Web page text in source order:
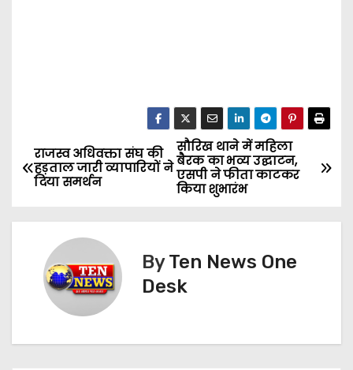
P
o
s
सौरिख थाने में महिला
बैरक का भव्य उद्घाटन,
एसपी ने फीता काटकर
किया शुभारंभ
राजस्व अधिवक्ता संघ की
हड़ताल जारी व्यापारियों ने
दिया समर्थन
ByTen News One
Desk